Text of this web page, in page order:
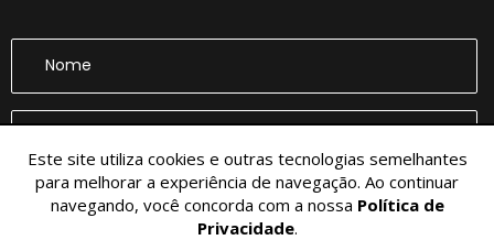
CADASTRAR
Este site utiliza cookies e outras tecnologias semelhantes
para melhorar a experiência de navegação. Ao continuar
navegando, você concorda com a nossa Política de
Privacidade.